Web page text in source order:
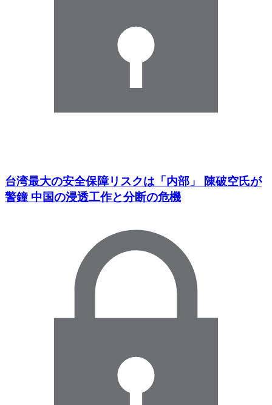
台湾最大の安全保障リスクは「内部」 陳破空氏が
警鐘 中国の浸透工作と分断の危機